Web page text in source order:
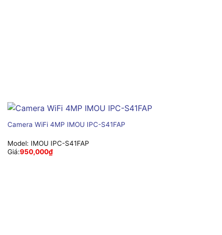
Camera WiFi 4MP IMOU IPC-S41FAP
Model: IMOU IPC-S41FAP
Giá:950,000₫